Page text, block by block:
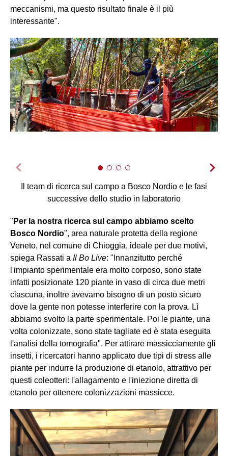
meccanismi, ma questo risultato finale è il più
interessante".
Il team di ricerca sul campo a Bosco Nordio e le fasi
successive dello studio in laboratorio
" Per la nostra ricerca sul campo abbiamo scelto
Bosco Nordio", area naturale protetta della regione
Veneto, nel comune di Chioggia, ideale per due motivi,
spiega Rassati a Il Bo Live: "Innanzitutto perché
l'impianto sperimentale era molto corposo, sono state
infatti posizionate 120 piante in vaso di circa due metri
ciascuna, inoltre avevamo bisogno di un posto sicuro
dove la gente non potesse interferire con la prova. Lì
abbiamo svolto la parte sperimentale. Poi le piante, una
volta colonizzate, sono state tagliate ed è stata eseguita
l'analisi della tomografia". Per attirare massicciamente gli
insetti, i ricercatori hanno applicato due tipi di stress alle
piante per indurre la produzione di etanolo, attrattivo per
questi coleotteri: l'allagamento e l'iniezione diretta di
etanolo per ottenere colonizzazioni massicce.